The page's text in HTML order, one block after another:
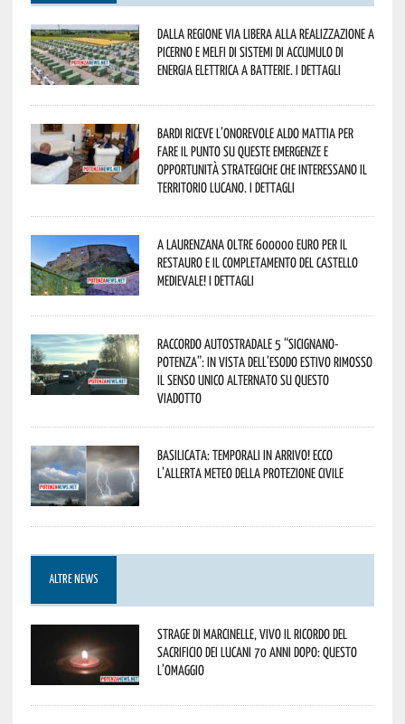
Dalla Regione via libera alla realizzazione a
Picerno e Melfi di sistemi di accumulo di
energia elettrica a batterie. I dettagli
Bardi riceve l’onorevole Aldo Mattia per
fare il punto su queste emergenze e
opportunità strategiche che interessano il
territorio lucano. I dettagli
A Laurenzana oltre 600000 euro per il
restauro e il completamento del Castello
Medievale! I dettagli
Raccordo Autostradale 5 “Sicignano-
Potenza”: in vista dell’esodo estivo rimosso
il senso unico alternato su questo
viadotto
Basilicata: temporali in arrivo! Ecco
l’allerta meteo della Protezione civile
ALTRE NEWS
Strage di Marcinelle, vivo il ricordo del
sacrificio dei lucani 70 anni dopo: questo
l’omaggio